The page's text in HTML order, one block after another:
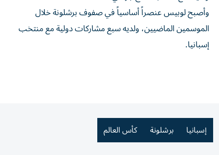
وأصبح لوبيس عنصراً أساسياً في صفوف برشلونة خلال
الموسمين الماضيين، ولديه سبع مشاركات دولية مع منتخب
إسبانيا.
إسبانيا برشلونة كأس العالم